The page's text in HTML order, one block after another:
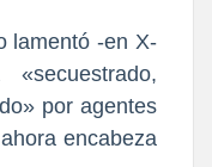
lamentó -en X-
por agentes
encabeza